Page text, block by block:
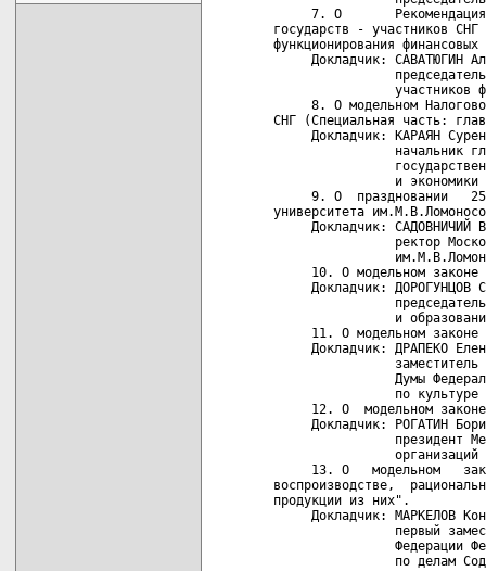
7. О
государств - участников СНГ
функционирования
Докладчик: САВАТЮГИН
участников
8. О модельном
СНГ (Специальная часть:
Докладчик: КАРАЯН
начальник
и экономики
9. О  праздновании
университета
Докладчик: САДОВНИЧИЙ
ректор
10. О модельном законе
Докладчик: ДОРОГУНЦОВ
и
11. О модельном законе
Докладчик: ДРАПЕКО
заместитель
Думы
                по культуре
12. О  модельном
Докладчик: РОГАТИН
президент
                организаций
13. О   модельном
воспроизводстве,
продукции из них".
Докладчик: МАРКЕЛОВ
первый
Федерации
по делам